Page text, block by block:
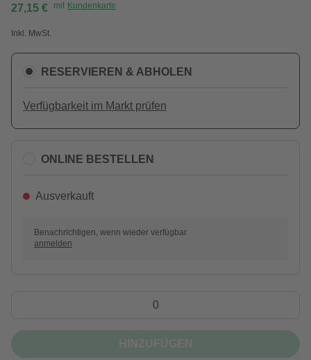
27,15 € mit Kundenkarte
Inkl. MwSt.
RESERVIEREN & ABHOLEN
Verfügbarkeit im Markt prüfen
ONLINE BESTELLEN
Ausverkauft
Benachrichtigen, wenn wieder verfügbar
anmelden